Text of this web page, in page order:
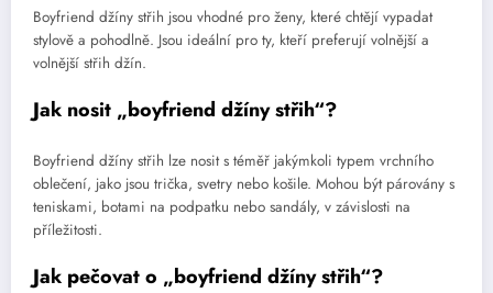
Boyfriend džíny střih jsou vhodné pro ženy, které chtějí vypadat
stylově a pohodlně. Jsou ideální pro ty, kteří preferují volnější a
volnější střih džín.
Jak nosit „boyfriend džíny střih“?
Boyfriend džíny střih lze nosit s téměř jakýmkoli typem vrchního
oblečení, jako jsou trička, svetry nebo košile. Mohou být párovány s
teniskami, botami na podpatku nebo sandály, v závislosti na
příležitosti.
Jak pečovat o „boyfriend džíny střih“?